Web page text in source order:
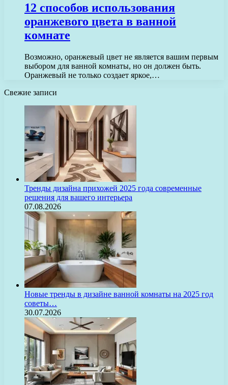
12 способов использования
оранжевого цвета в ванной
комнате
Возможно, оранжевый цвет не является вашим первым
выбором для ванной комнаты, но он должен быть.
Оранжевый не только создает яркое,…
Свежие записи
Тренды дизайна прихожей 2025 года современные
решения для вашего интерьера
07.08.2026
Новые тренды в дизайне ванной комнаты на 2025 год
советы…
30.07.2026